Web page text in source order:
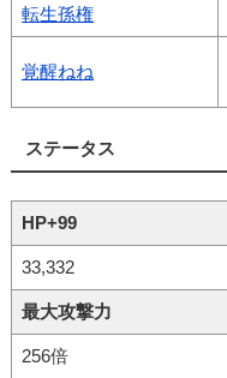
転生孫権
覚醒ねね
ステータス
HP+99
33,332
最大攻撃力
256倍